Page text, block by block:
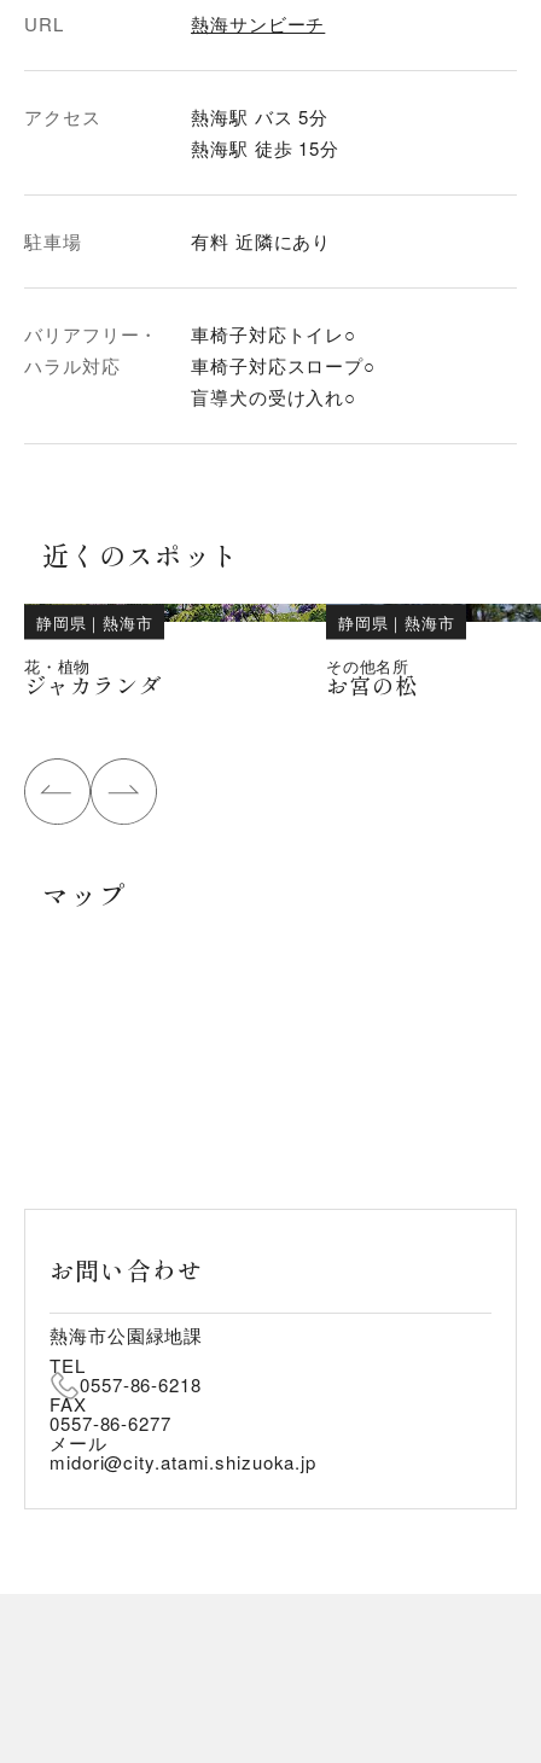
URL 熱海サンビーチ
アクセス
熱海駅 バス 5分
熱海駅 徒歩 15分
駐車場 有料 近隣にあり
バリアフリー・
ハラル対応
車椅子対応トイレ○
車椅子対応スロープ○
盲導犬の受け入れ○
近くのスポット
静岡県 ｜熱海市
花・植物
ジャカランダ
静岡県 ｜熱海市
その他名所
お宮の松
マップ
お問い合わせ
熱海市公園緑地課
TEL
0557-86-6218
FAX
0557-86-6277
メール
midori@city.atami.shizuoka.jp